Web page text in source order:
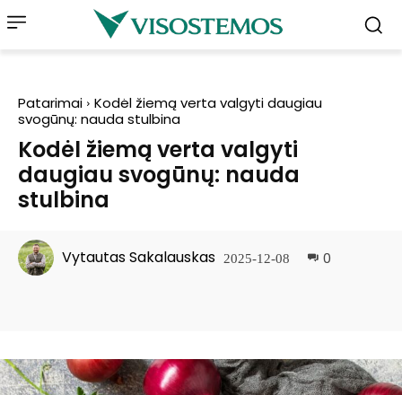
Patarimai
Kodėl žiemą verta valgyti daugiau
svogūnų: nauda stulbina
Kodėl žiemą verta valgyti
daugiau svogūnų: nauda
stulbina
Vytautas Sakalauskas 2025-12-08 0